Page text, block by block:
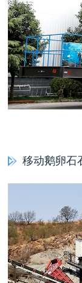
移动鹅卵石